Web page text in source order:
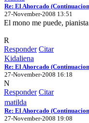
Re: El Ahorcado
27-November-2008 13:51
El mono me puede,
R
Responder Citar
Kidaliena
Re: El Ahorcado
27-November-2008 16:18
N
Responder Citar
matilda
Re: El Ahorcado
27-November-2008 19:08